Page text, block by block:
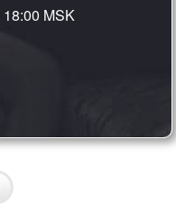
MSK